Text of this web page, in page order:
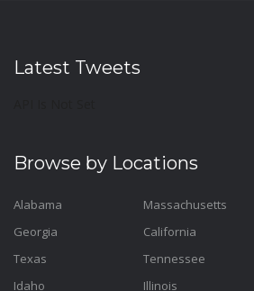
Latest Tweets
Browse by Locations
Alabama
Georgia
Texas
Idaho
Massachusetts
California
Tennessee
Illinois